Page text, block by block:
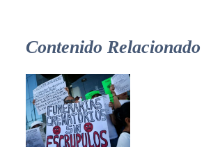
Contenido Relacionado